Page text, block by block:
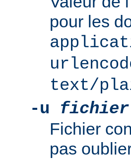
pour les
text/
-u fichier
Fichier
pas